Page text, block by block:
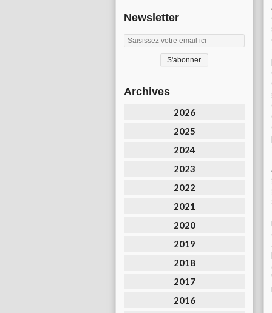
Newsletter
Archives
2026
2025
2024
2023
2022
2021
2020
2019
2018
2017
2016